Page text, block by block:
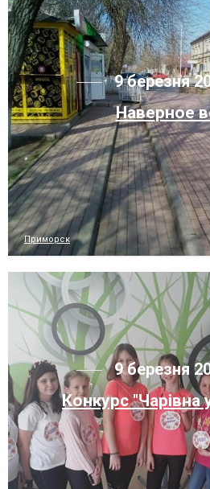
9 березня
Наверное
Приморск
9 березня
Конкурс "Чарівна